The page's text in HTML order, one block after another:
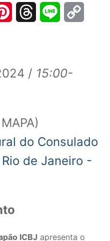
PinterestThreads Line
/ 15:00-
do Consulado
de Janeiro -
ICBJ apresenta o